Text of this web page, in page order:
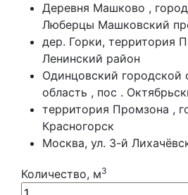
Деревня Машково ,
Люберцы Машковский
дер. Горки, территория
Ленинский район
Одинцовский городской
область , пос .
территория Промзона ,
Красногорск
Москва, ул. 3-й
Количество, м3